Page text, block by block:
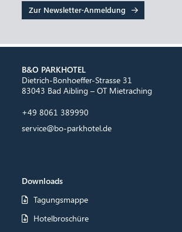
Zur Newsletter-Anmeldung
B&O PARKHOTEL
Dietrich-Bonhoeffer-Strasse 31
83043 Bad Aibling – OT Mietraching
+49 8061 389990
service@bo-parkhotel.de
Downloads
Tagungsmappe
Hotelbroschüre